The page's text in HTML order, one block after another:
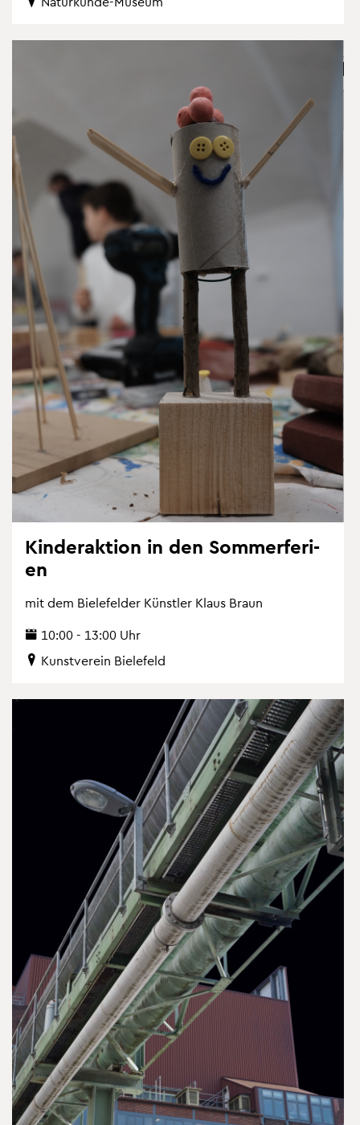
Kin­der­ak­ti­on in den Som­mer­fe­ri­
en
mit dem Bie­le­fel­der Künst­ler Klaus Braun
10:00 - 13:00 Uhr
Kunst­ver­ein Bie­le­feld